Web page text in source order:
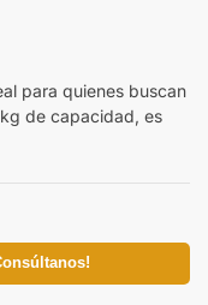
para quienes buscan
de capacidad, es